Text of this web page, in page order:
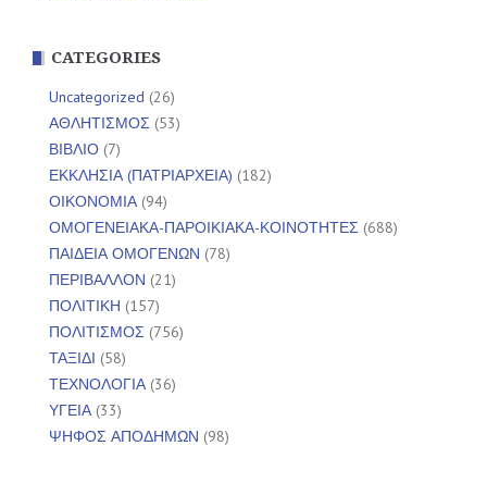
CATEGORIES
Uncategorized (26)
ΑΘΛΗΤΙΣΜΟΣ (53)
ΒΙΒΛΙΟ (7)
ΕΚΚΛΗΣΙΑ (ΠΑΤΡΙΑΡΧΕΙΑ) (182)
ΟΙΚΟΝΟΜΙΑ(94)
ΟΜΟΓΕΝΕΙΑΚΑ-ΠΑΡΟΙΚΙΑΚΑ-ΚΟΙΝΟΤΗΤΕΣ (688)
ΠΑΙΔΕΙΑ ΟΜΟΓΕΝΩΝ (78)
ΠΕΡΙΒΑΛΛΟΝ (21)
ΠΟΛΙΤΙΚΗ (157)
ΠΟΛΙΤΙΣΜΟΣ (756)
ΤΑΞΙΔΙ (58)
ΤΕΧΝΟΛΟΓΙΑ(36)
ΥΓΕΙΑ(33)
ΨΗΦΟΣ ΑΠΟΔΗΜΩΝ (98)